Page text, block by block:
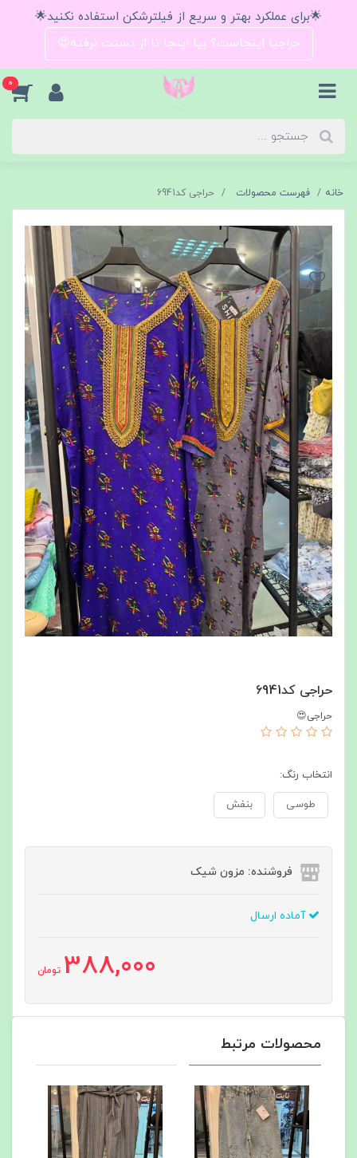
🌟برای عملکرد بهتر و سریع از فیلترشکن استفاده نکنید🌟
حراجیا اینجاست؟ بیا اینجا تا از دستت نرفته😍
0
خانه فهرست محصولات حراجی کد6941
حراجی کد6941
حراجی😍
انتخاب رنگ:
طوسی بنفش
فروشنده: مزون شیک
آماده ارسال
388,000 تومان
محصولات مرتبط